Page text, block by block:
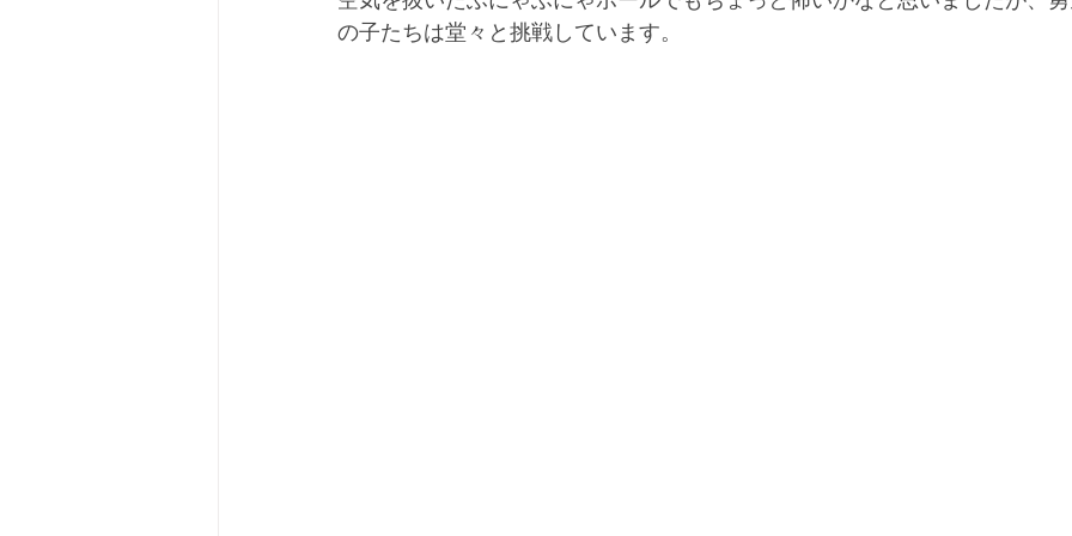
の子たちは堂々と挑戦しています。